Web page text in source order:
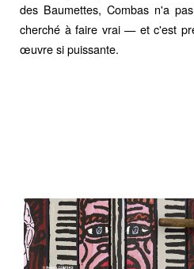
des Baumettes, Combas n'a
cherché à faire vrai — et c'est
œuvre si puissante.